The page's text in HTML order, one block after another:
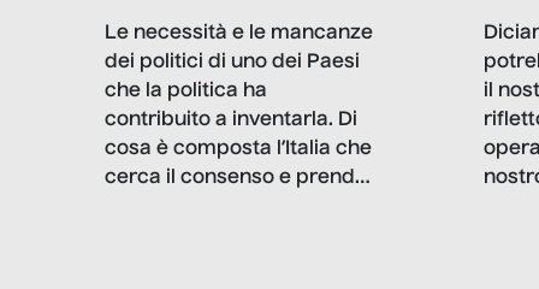
Le necessità e le mancanze
dei politici di uno dei Paesi
che la politica ha
contribuito a inventarla. Di
cosa è composta l’Italia che
cerca il consenso e prende
il